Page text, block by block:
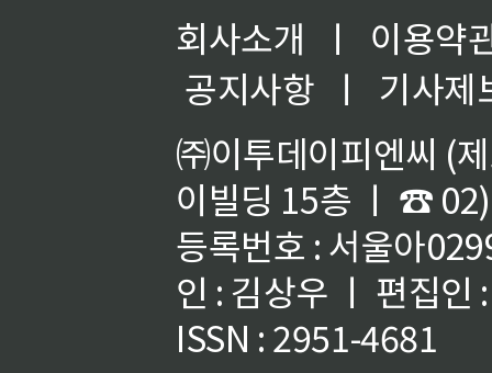
회사소개 ㅣ
이용약
공지사항
ㅣ
기사제
㈜이투데이피엔씨 (
이빌딩 15층 ㅣ ☎
등록번호 : 서울아
인 : 김상우 ㅣ 편집인
ISSN : 2951-4681